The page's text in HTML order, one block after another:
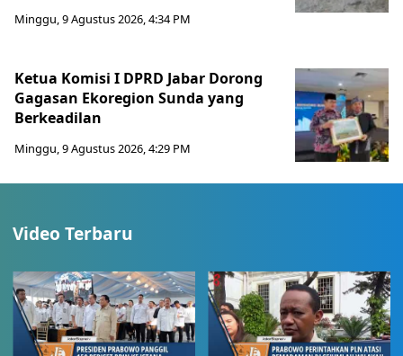
Minggu, 9 Agustus 2026, 4:34 PM
Ketua Komisi I DPRD Jabar Dorong
Gagasan Ekoregion Sunda yang
Berkeadilan
Minggu, 9 Agustus 2026, 4:29 PM
Video Terbaru